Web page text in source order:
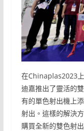
在Chinaplas2023
迪嘉推出了靈活的
有的單色射出機上
射出。這樣的解決
購買全新的雙色射出